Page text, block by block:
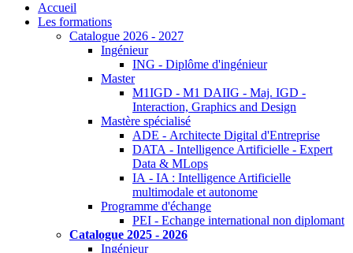
Accueil
Les formations
Catalogue 2026 - 2027
Ingénieur
ING - Diplôme d'ingénieur
Master
M1IGD - M1 DAIIG - Maj. IGD -
Interaction, Graphics and Design
Mastère spécialisé
ADE - Architecte Digital d'Entreprise
DATA - Intelligence Artificielle - Expert
Data & MLops
IA - IA : Intelligence Artificielle
multimodale et autonome
Programme d'échange
PEI - Echange international non diplomant
Catalogue 2025 - 2026
Ingénieur